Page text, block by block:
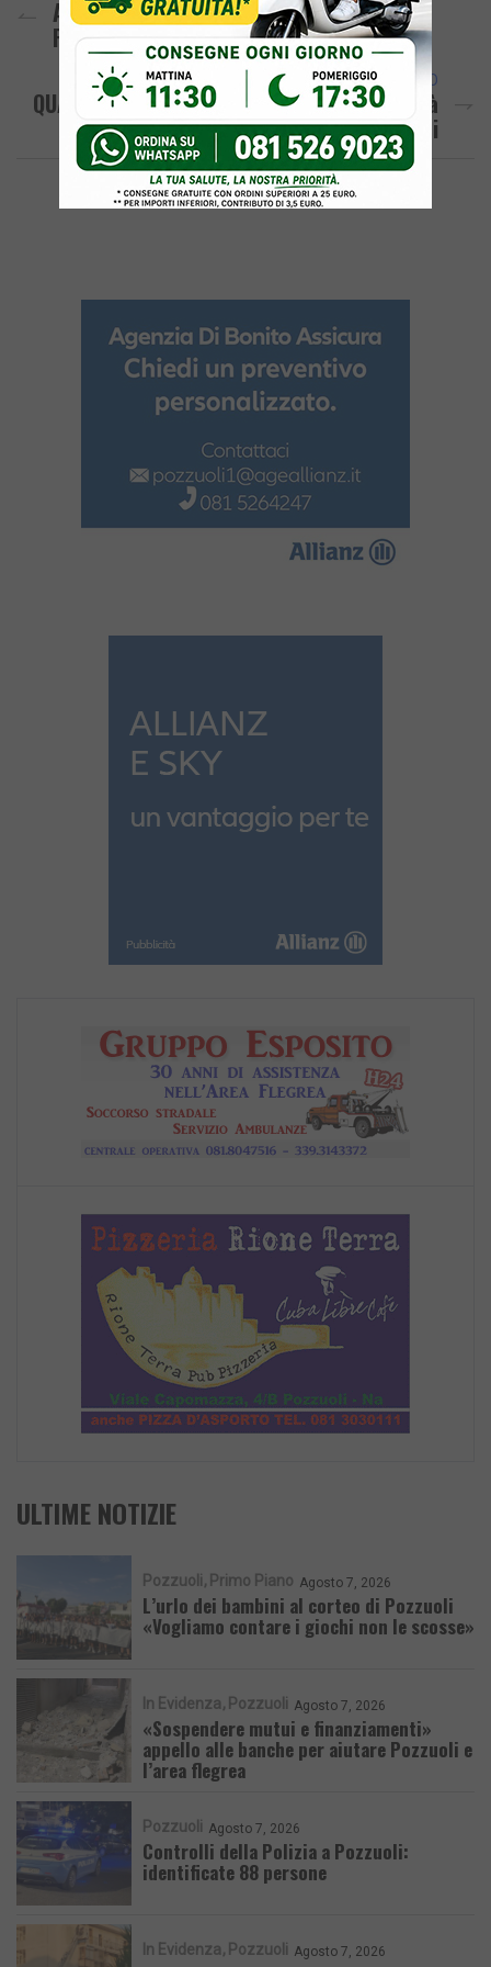
Agricoltura E Tradizione: Nasce Terra
Flegrea
ARTICOLO SUCCESSIVO
QUARTO/ Alloggi Custodi Scolastici, Il Tar Dà
Il Via Libera Agli Sgomberi
ULTIME NOTIZIE
Pozzuoli Primo Piano Agosto 7, 2026
L’urlo dei bambini al corteo di Pozzuoli
«Vogliamo contare i giochi non le scosse»
In Evidenza Pozzuoli Agosto 7, 2026
«Sospendere mutui e finanziamenti»
appello alle banche per aiutare Pozzuoli e
l’area flegrea
Pozzuoli Agosto 7, 2026
Controlli della Polizia a Pozzuoli:
identificate 88 persone
In Evidenza Pozzuoli Agosto 7, 2026